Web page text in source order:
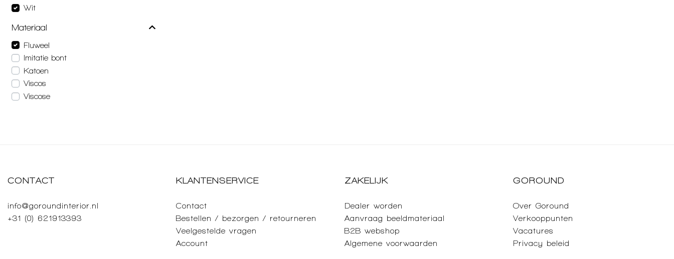
Wit
Materiaal
Fluweel
Imitatie bont
Katoen
Viscos
Viscose
CONTACT
info@goroundinterior.nl
+31 (0) 621913393
KLANTENSERVICE
Contact
Bestellen / bezorgen / retourneren
Veelgestelde vragen
Account
ZAKELIJK
Dealer worden
Aanvraag beeldmateriaal
B2B webshop
Algemene voorwaarden
GOROUND
Over Goround
Verkooppunten
Vacatures
Privacy beleid